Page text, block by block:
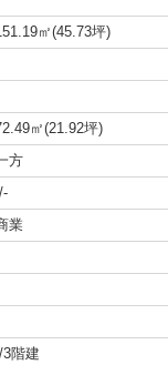
㎡(45.73坪)
㎡(21.92坪)
方
業
3階建